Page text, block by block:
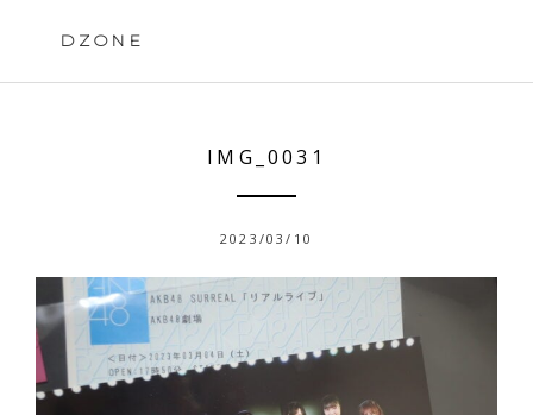
DZONE
IMG_0031
2023/03/10